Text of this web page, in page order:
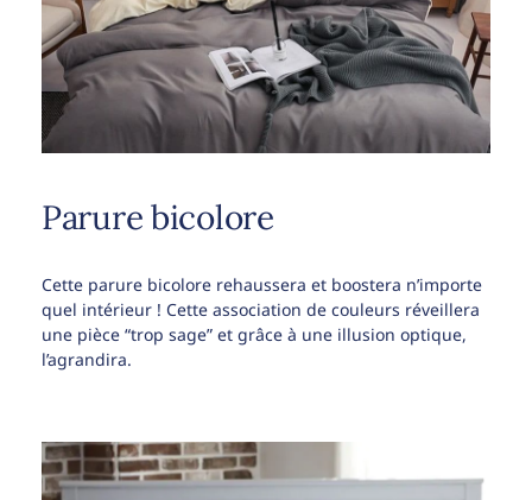
Parure bicolore
Cette parure bicolore rehaussera et boostera n’importe
quel intérieur ! Cette association de couleurs réveillera
une pièce “trop sage” et grâce à une illusion optique,
l’agrandira.